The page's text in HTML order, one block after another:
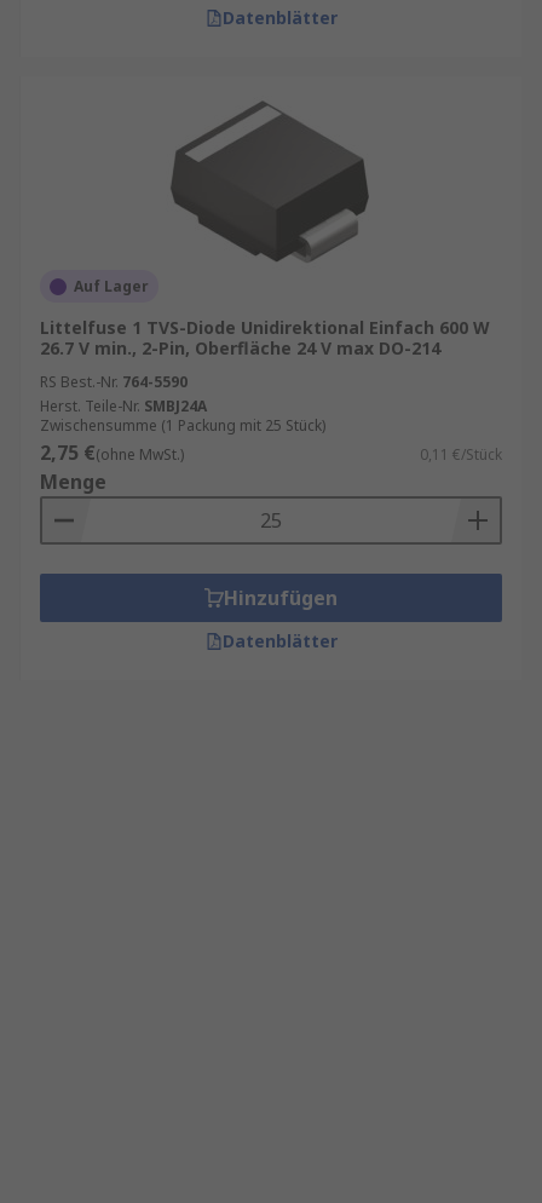
Datenblätter
Auf Lager
Littelfuse 1 TVS-Diode Unidirektional Einfach 600 W
26.7 V min., 2-Pin, Oberfläche 24 V max DO-214
RS Best.-Nr. 764-5590
Herst. Teile-Nr. SMBJ24A
Zwischensumme (1 Packung mit 25 Stück)
2,75 €(ohne MwSt.) 0,11 €/Stück
Menge
Hinzufügen
Datenblätter